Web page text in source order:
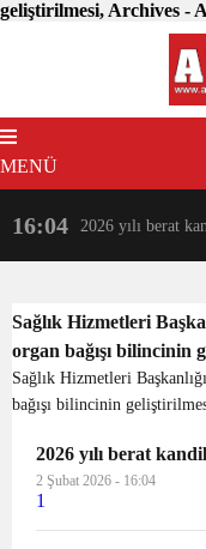
geliştirilmesi, Archives -
MENÜ
16:04 2026 yılı berat
Sağlık Hizmetleri
organ bağışı bilincinin
halkın organ ve doku
konusunda teşvik
devam ediyor.
Sağlık Hizmetleri
bağışı bilincinin
edilmesi amacıyla
eğitimleri verilmeye devam
Amasya İl Sağlı...
2026 yılı berat
2 Şubat 2026 - 16:04
1